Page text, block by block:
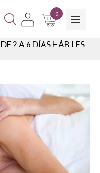
0
DE 2 A 6 DÍAS HÁBILES